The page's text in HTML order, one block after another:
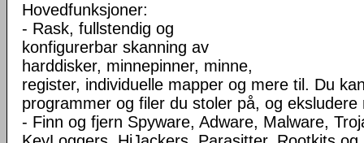
Hovedfunksjoner:
- Rask, fullstendig og
konfigurerbar skanning av
harddisker, minnepinner, minne,
register, individuelle mapper og mere til. Du
programmer og filer du stoler på, og eksludere
- Finn og fjern Spyware, Adware, Malware,